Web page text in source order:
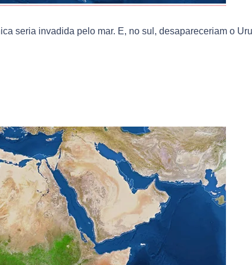
seria invadida pelo mar. E, no sul, desapareceriam o